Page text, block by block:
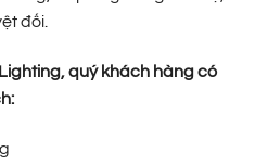
đối.
quý khách hàng có